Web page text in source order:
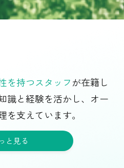
を持つスタッフが在籍し
識と経験を活かし、オー
を支えています。
と見る